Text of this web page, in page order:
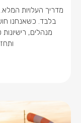
מדריך העלויות
בלבד. כשאנחנו
מנהלים,